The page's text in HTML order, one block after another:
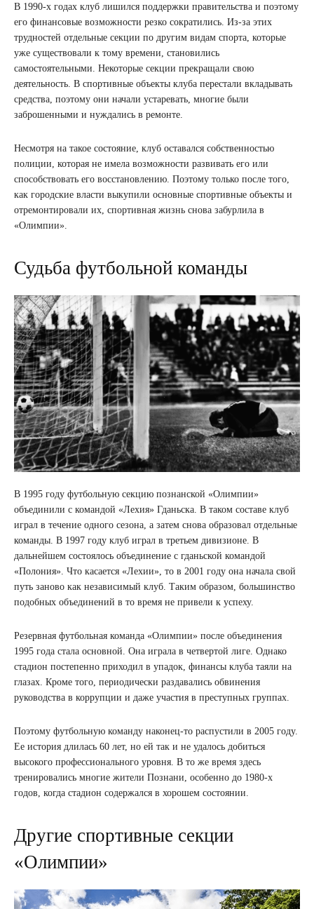
В 1990-х годах клуб лишился поддержки правительства и поэтому
его финансовые возможности резко сократились. Из-за этих
трудностей отдельные секции по другим видам спорта, которые
уже существовали к тому времени, становились
самостоятельными. Некоторые секции прекращали свою
деятельность. В спортивные объекты клуба перестали вкладывать
средства, поэтому они начали устаревать, многие были
заброшенными и нуждались в ремонте.
Несмотря на такое состояние, клуб оставался собственностью
полиции, которая не имела возможности развивать его или
способствовать его восстановлению. Поэтому только после того,
как городские власти выкупили основные спортивные объекты и
отремонтировали их, спортивная жизнь снова забурлила в
«Олимпии».
Судьба футбольной команды
В 1995 году футбольную секцию познанской «Олимпии»
объединили с командой «Лехия» Гданьска. В таком составе клуб
играл в течение одного сезона, а затем снова образовал отдельные
команды. В 1997 году клуб играл в третьем дивизионе. В
дальнейшем состоялось объединение с гданьской командой
«Полония». Что касается «Лехии», то в 2001 году она начала свой
путь заново как независимый клуб. Таким образом, большинство
подобных объединений в то время не привели к успеху.
Резервная футбольная команда «Олимпии» после объединения
1995 года стала основной. Она играла в четвертой лиге. Однако
стадион постепенно приходил в упадок, финансы клуба таяли на
глазах. Кроме того, периодически раздавались обвинения
руководства в коррупции и даже участия в преступных группах.
Поэтому футбольную команду наконец-то распустили в 2005 году.
Ее история длилась 60 лет, но ей так и не удалось добиться
высокого профессионального уровня. В то же время здесь
тренировались многие жители Познани, особенно до 1980-х
годов, когда стадион содержался в хорошем состоянии.
Другие спортивные секции
«Олимпии»